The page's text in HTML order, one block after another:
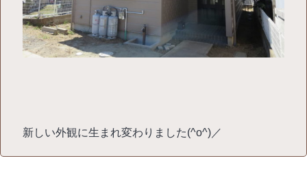
新しい外観に生まれ変わりました(^o^)／